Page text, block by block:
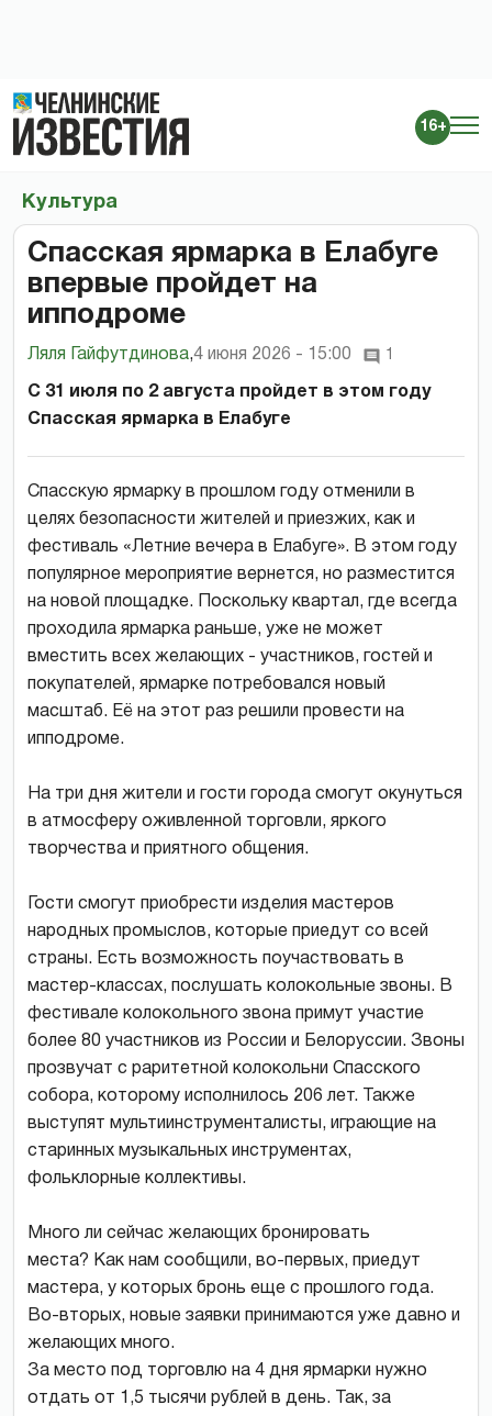
16+
Культура
Спасская ярмарка в Елабуге
впервые пройдет на
ипподроме
Ляля Гайфутдинова,4 июня 2026 - 15:00 1
С 31 июля по 2 августа пройдет в этом году
Спасская ярмарка в Елабуге
Спасскую ярмарку в прошлом году отменили в
целях безопасности жителей и приезжих, как и
фестиваль «Летние вечера в Елабуге». В этом году
популярное мероприятие вернется, но разместится
на новой площадке. Поскольку квартал, где всегда
проходила ярмарка раньше, уже не может
вместить всех желающих - участников, гостей и
покупателей, ярмарке потребовался новый
масштаб. Её на этот раз решили провести на
ипподроме.
На три дня жители и гости города смогут окунуться
в атмосферу оживленной торговли, яркого
творчества и приятного общения.
Гости смогут приобрести изделия мастеров
народных промыслов, которые приедут со всей
страны. Есть возможность поучаствовать в
мастер-классах, послушать колокольные звоны. В
фестивале колокольного звона примут участие
более 80 участников из России и Белоруссии. Звоны
прозвучат с раритетной колокольни Спасского
собора, которому исполнилось 206 лет. Также
выступят мультиинструменталисты, играющие на
старинных музыкальных инструментах,
фольклорные коллективы.
Много ли сейчас желающих бронировать
места? Как нам сообщили, во-первых, приедут
мастера, у которых бронь еще с прошлого года.
Во-вторых, новые заявки принимаются уже давно и
желающих много.
За место под торговлю на 4 дня ярмарки нужно
отдать от 1,5 тысячи рублей в день. Так, за